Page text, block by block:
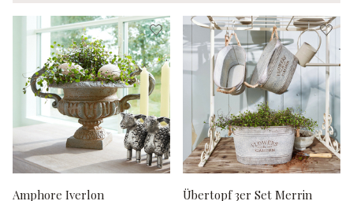
Amphore Iverlon Übertopf 3er Set Merrin